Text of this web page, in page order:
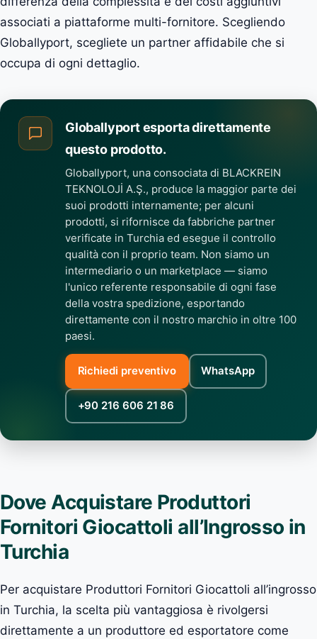
associati a piattaforme multi-fornitore. Scegliendo
Globallyport, scegliete un partner affidabile che si
occupa di ogni dettaglio.
Globallyport esporta direttamente
questo prodotto.
Globallyport, una consociata di BLACKREIN
TEKNOLOJİ A.Ş., produce la maggior parte dei
suoi prodotti internamente; per alcuni
prodotti, si rifornisce da fabbriche partner
verificate in Turchia ed esegue il controllo
qualità con il proprio team. Non siamo un
intermediario o un marketplace — siamo
l'unico referente responsabile di ogni fase
della vostra spedizione, esportando
direttamente con il nostro marchio in oltre 100
paesi.
Richiedi preventivo WhatsApp
+90 216 606 21 86
Dove Acquistare Produttori
Fornitori Giocattoli all’Ingrosso in
Turchia
Per acquistare Produttori Fornitori Giocattoli all’ingrosso
in Turchia, la scelta più vantaggiosa è rivolgersi
direttamente a un produttore ed esportatore come